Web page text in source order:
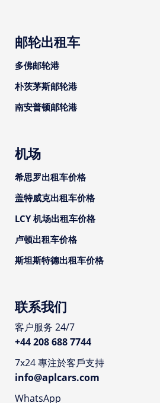
邮轮出租车
多佛邮轮港
朴茨茅斯邮轮港
南安普顿邮轮港
机场
希思罗出租车价格
盖特威克出租车价格
LCY 机场出租车价格
卢顿出租车价格
斯坦斯特德出租车价格
联系我们
客户服务 24/7
+44 208 688 7744
7x24 專注於客戶支持
info@aplcars.com
WhatsApp